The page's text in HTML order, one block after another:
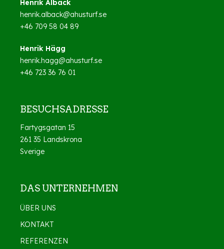
Henrik Albäck
henrik.alback@ahusturf.se
+46 709 58 04 89
Henrik Hägg
henrik.hagg@ahusturf.se
+46 723 36 76 01
BESUCHSADRESSE
Fartygsgatan 15
261 35 Landskrona
Sverige
DAS UNTERNEHMEN
ÜBER UNS
KONTAKT
REFERENZEN